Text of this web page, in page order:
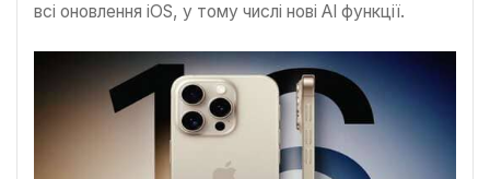
всі оновлення iOS, у тому числі нові AI функції.